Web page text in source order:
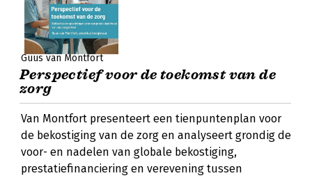
Guus van Montfort
Perspectief voor de toekomst van de
zorg
Van Montfort presenteert een tienpuntenplan voor
de bekostiging van de zorg en analyseert grondig de
voor- en nadelen van globale bekostiging,
prestatiefinanciering en verevening tussen